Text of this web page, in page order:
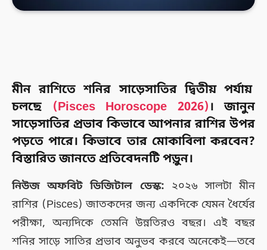
মীন রাশিতে শনির সাড়েসাতির দ্বিতীয় পর্যায়
চলছে (Pisces Horoscope 2026)। জানুন
সাড়েসাতির প্রভাব কিভাবে আপনার রাশির উপর
পড়তে পারে। কিভাবে তার মোকাবিলা করবেন?
বিস্তারিত জানতে প্রতিবেদনটি পড়ুন।
নিউজ অফবিট ডিজিটাল ডেস্ক: ২০২৬ সালটা মীন
রাশির (Pisces) জাতকদের জন্য একদিকে যেমন ধৈর্যের
পরীক্ষা, অন্যদিকে তেমনি উন্নতিরও বছর। এই বছর
শনির সাড়ে সাতির প্রভাব অনুভব করবে অনেকেই—তবে